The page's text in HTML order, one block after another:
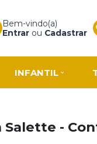
Bem-vindo(a)
Entrarou Cadastrar
INFANTIL
Salette -